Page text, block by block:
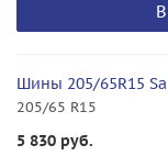
Шины 205/65R15
205/65 R15
5 830 руб.